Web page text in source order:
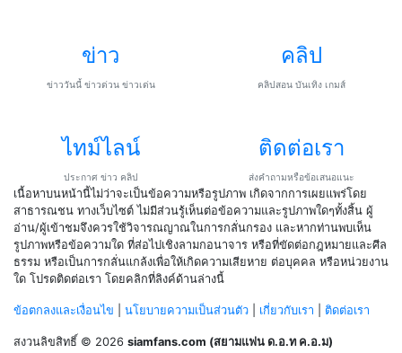
ข่าว
ข่าววันนี้ ข่าวด่วน ข่าวเด่น
คลิป
คลิปสอน บันเทิง เกมส์
ไทม์ไลน์
ประกาศ ข่าว คลิป
ติดต่อเรา
ส่งคำถามหรือข้อเสนอแนะ
เนื้อหาบนหน้านี้ไม่ว่าจะเป็นข้อความหรือรูปภาพ เกิดจากการเผยแพร่โดย
สาธารณชน ทางเว็บไซต์ ไม่มีส่วนรู้เห็นต่อข้อความและรูปภาพใดๆทั้งสิ้น ผู้
อ่าน/ผู้เข้าชมจึงควรใช้วิจารณญาณในการกลั่นกรอง และหากท่านพบเห็น
รูปภาพหรือข้อความใด ที่ส่อไปเชิงลามกอนาจาร หรือที่ขัดต่อกฎหมายและศีล
ธรรม หรือเป็นการกลั่นแกล้งเพื่อให้เกิดความเสียหาย ต่อบุคคล หรือหน่วยงาน
ใด โปรดติดต่อเรา โดยคลิกที่ลิงค์ด้านล่างนี้
ข้อตกลงและเงื่อนไข นโยบายความเป็นส่วนตัว เกี่ยวกับเรา ติดต่อเรา
สงวนลิขสิทธิ์ © 2026 siamfans.com (สยามแฟน ด.อ.ท ค.อ.ม)